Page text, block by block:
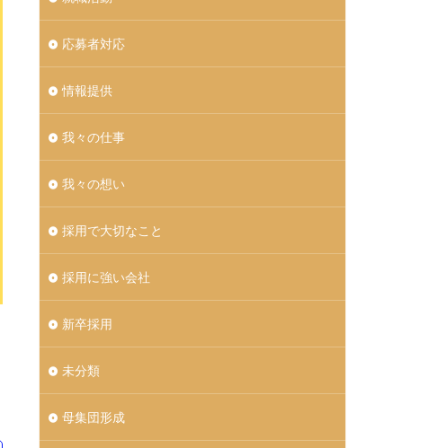
応募者対応
情報提供
我々の仕事
我々の想い
採用で大切なこと
採用に強い会社
新卒採用
未分類
母集団形成